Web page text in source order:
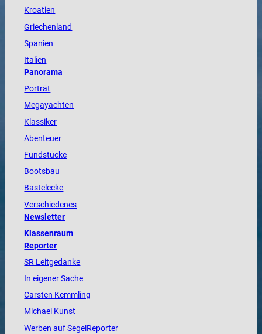
Kroatien
Griechenland
Spanien
Italien
Panorama
Porträt
Megayachten
Klassiker
Abenteuer
Fundstücke
Bootsbau
Bastelecke
Verschiedenes
Newsletter
Klassenraum
Reporter
SR Leitgedanke
In eigener Sache
Carsten Kemmling
Michael Kunst
Werben auf SegelReporter